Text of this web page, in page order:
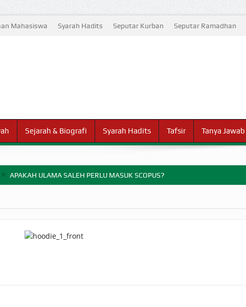
Mahasiswa Syarah Hadits Seputar Kurban Seputar Ramadhan
Sejarah & Biografi Syarah Hadits Tafsir Tanya Jawab
APAKAH ULAMA SALEH PERLU MASUK SCOPUS?
UANG HARAM BISA MENJADI HALAL JIKA SEBAB KEPEMILIKANNYA BERUBAH